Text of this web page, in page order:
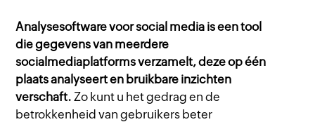
Analysesoftware voor social media is een tool
die gegevens van meerdere
socialmediaplatforms verzamelt, deze op één
plaats analyseert en bruikbare inzichten
verschaft. Zo kunt u het gedrag en de
betrokkenheid van gebruikers beter